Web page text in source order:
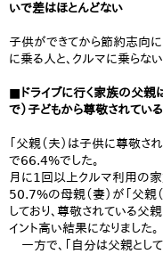
いで差はほとんどない
子供ができてから節約志向
に乗る人と、クルマに乗らな
■ドライブに行く家族の父親
で）子どもから尊敬されて
「父親（夫）は子供に尊敬さ
で66.4%でした。
月に1回以上クルマ利用の
50.7%の母親（妻）が「父親
しており、尊敬されている
イント高い結果になりました。
一方で、「自分は父親とし